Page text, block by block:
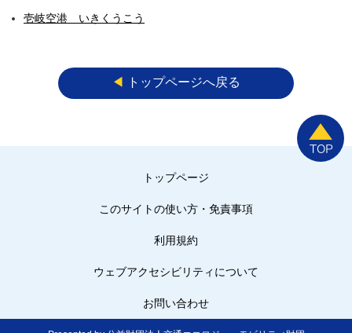
壱岐空港 いきくうこう
◀︎ トップページへ戻る
トップページ
このサイトの使い方・免責事項
利用規約
ウェブアクセシビリティについて
お問い合わせ